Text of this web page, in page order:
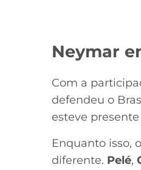
Neymar
Com a
defendeu o
esteve
Enquanto isso,
diferente. Pelé,